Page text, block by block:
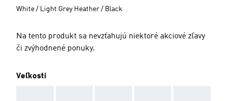
White / Light Grey Heather / Black
Na tento produkt sa nevzťahujú niektoré akciové zľavy
či zvýhodnené ponuky.
Veľkosti